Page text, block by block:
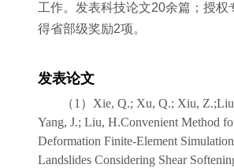
工作。发表科技论文20余篇；授权
得省部级奖励2项。
发表论文
（1 ） Xie, Q.; Xu, Q.; Xiu,
Yang, J.; Liu, H.Convenient Method
Deformation Finite-Element
Landslides Considering Shear